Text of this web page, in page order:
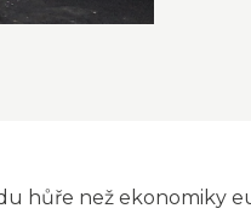
hůře než ekonomiky